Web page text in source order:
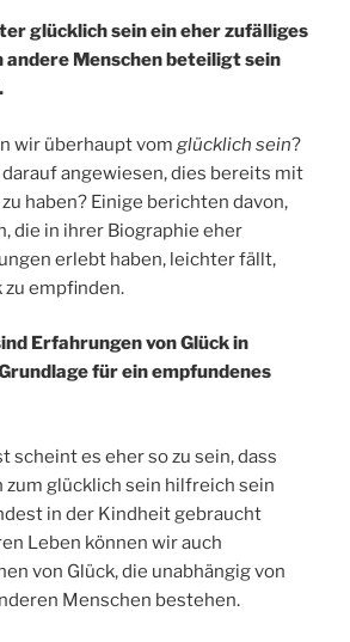
glücklich sein ein eher zufälliges
andere Menschen beteiligt sein
wir überhaupt vom glücklich sein?
angewiesen, dies bereits mit
haben? Einige berichten davon,
die in ihrer Biographie eher
erlebt haben, leichter fällt,
zu empfinden.
Erfahrungen von Glück in
für ein empfundenes
scheint es eher so zu sein, dass
zum glücklich sein hilfreich sein
in der Kindheit gebraucht
Leben können wir auch
von Glück, die unabhängig von
Menschen bestehen.